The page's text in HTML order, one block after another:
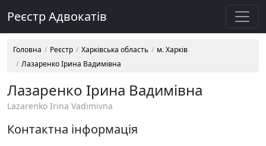
Реєстр Адвокатів
Головна Реєстр Харківська область
м. Харків
Лазаренко Ірина Вадимівна
Лазаренко Ірина Вадимівна
Lazarenko Irina Vadimivna
Контактна інформація